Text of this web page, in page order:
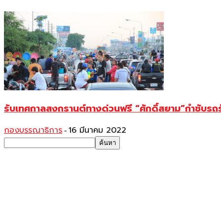
รับเทศกาลสงกรานต์ทางด่วนฟรี “ศักดิ์สยาม”กำชับรถ
กองบรรณาธิการ - 16 มีนาคม 2022